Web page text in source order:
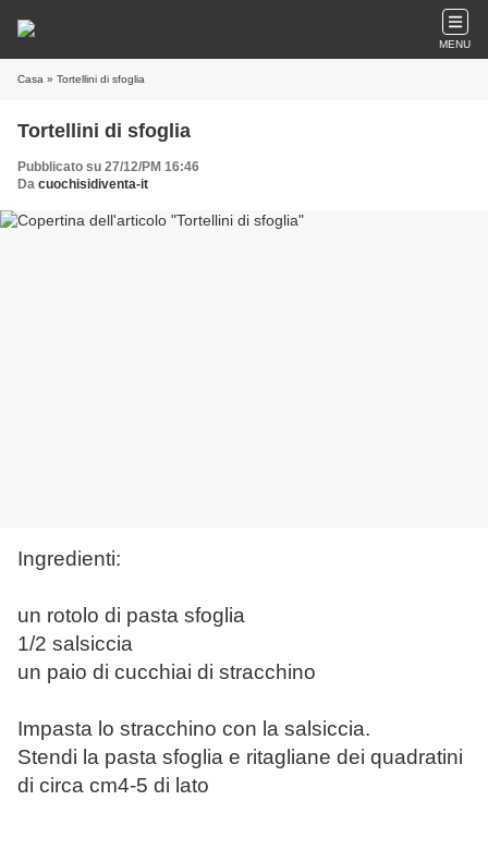
MENU
Casa » Tortellini di sfoglia
Tortellini di sfoglia
Pubblicato su 27/12/PM 16:46
Da cuochisidiventa-it
Ingredienti:
un rotolo di pasta sfoglia
1/2 salsiccia
un paio di cucchiai di stracchino
Impasta lo stracchino con la salsiccia.
Stendi la pasta sfoglia e ritagliane dei quadratini
di circa cm4-5 di lato